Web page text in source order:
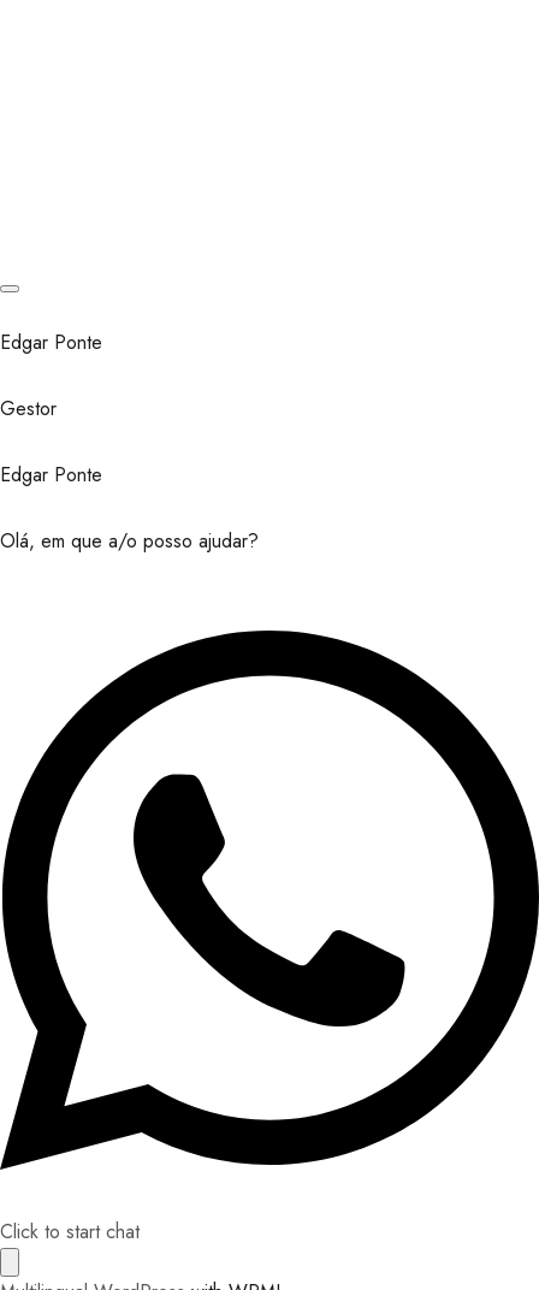
Edgar Ponte
Gestor
Edgar Ponte
Olá, em que a/o posso ajudar?
Click to start chat